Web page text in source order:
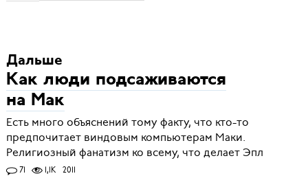
Дальше
Как люди подсаживаются
на Мак
Есть много объяснений тому факту, что кто-то
предпочитает виндовым компьютерам Маки.
Религиозный фанатизм ко всему, что делает Эпл
71 1,1K 2011